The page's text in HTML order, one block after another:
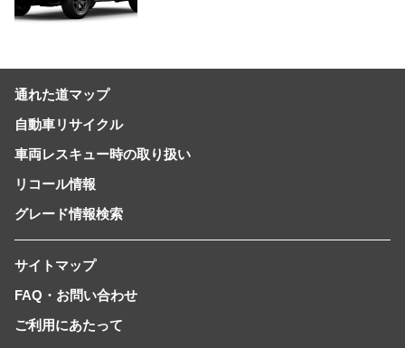
通れた道マップ
自動車リサイクル
車両レスキュー時の取り扱い
リコール情報
グレード情報検索
サイトマップ
FAQ・お問い合わせ
ご利用にあたって